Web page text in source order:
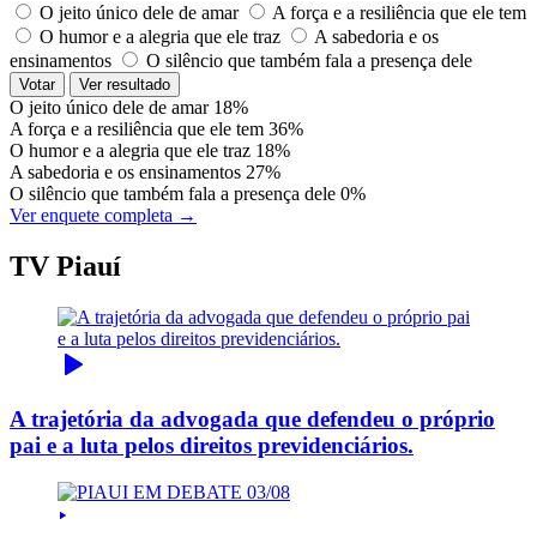
O jeito único dele de amar
A força e a resiliência que ele tem
O humor e a alegria que ele traz
A sabedoria e os
ensinamentos
O silêncio que também fala a presença dele
Votar Ver resultado
O jeito único dele de amar 18%
A força e a resiliência que ele tem 36%
O humor e a alegria que ele traz 18%
A sabedoria e os ensinamentos 27%
O silêncio que também fala a presença dele 0%
Ver enquete completa →
TV Piauí
A trajetória da advogada que defendeu o próprio
pai e a luta pelos direitos previdenciários.